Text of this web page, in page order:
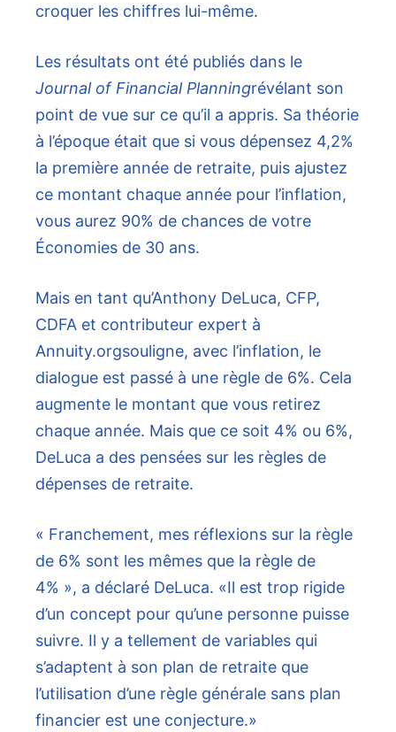
croquer les chiffres lui-même.
Les résultats ont été publiés dans le
Journal of Financial Planningrévélant son
point de vue sur ce qu’il a appris. Sa théorie
à l’époque était que si vous dépensez 4,2%
la première année de retraite, puis ajustez
ce montant chaque année pour l’inflation,
vous aurez 90% de chances de votre
Économies de 30 ans.
Mais en tant qu’Anthony DeLuca, CFP,
CDFA et contributeur expert à
Annuity.orgsouligne, avec l’inflation, le
dialogue est passé à une règle de 6%. Cela
augmente le montant que vous retirez
chaque année. Mais que ce soit 4% ou 6%,
DeLuca a des pensées sur les règles de
dépenses de retraite.
« Franchement, mes réflexions sur la règle
de 6% sont les mêmes que la règle de
4% », a déclaré DeLuca. «Il est trop rigide
d’un concept pour qu’une personne puisse
suivre. Il y a tellement de variables qui
s’adaptent à son plan de retraite que
l’utilisation d’une règle générale sans plan
financier est une conjecture.»